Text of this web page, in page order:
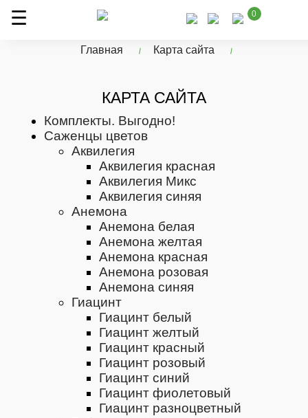
0
Главная Карта сайта
КАРТА САЙТА
Комплекты. Выгодно!
Саженцы цветов
Аквилегия
Аквилегия красная
Аквилегия Микс
Аквилегия синяя
Анемона
Анемона белая
Анемона желтая
Анемона красная
Анемона розовая
Анемона синяя
Гиацинт
Гиацинт белый
Гиацинт желтый
Гиацинт красный
Гиацинт розовый
Гиацинт синий
Гиацинт фиолетовый
Гиацинт разноцветный